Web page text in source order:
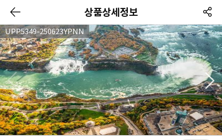
상품상세정보
UPP5349-250623YPNN